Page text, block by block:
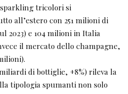
tricolori si
all’estero con 251 milioni di
2023) e 104 milioni in Italia
il mercato dello champagne,
di bottiglie, +8%) rileva la
tipologia spumanti non solo